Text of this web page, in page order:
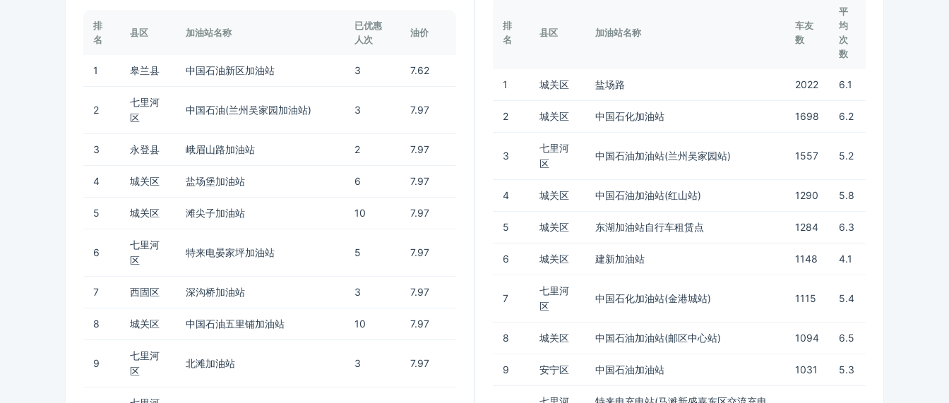
排
名
县区 加油站名称
已优惠
人次
油价
1 皋兰县 中国石油新区加油站 3 7.62
2
七里河
区
中国石油(兰州吴家园加油站) 3 7.97
3 永登县 峨眉山路加油站 2 7.97
4 城关区 盐场堡加油站 6 7.97
5 城关区 滩尖子加油站 10 7.97
6
七里河
区
特来电晏家坪加油站 5 7.97
7 西固区 深沟桥加油站 3 7.97
8 城关区 中国石油五里铺加油站 10 7.97
9
七里河
区
北滩加油站 3 7.97
排
名
县区 加油站名称
车友
数
平
均
次
数
1 城关区 盐场路 2022 6.1
2 城关区 中国石化加油站 1698 6.2
3
七里河
区
中国石油加油站(兰州吴家园站) 1557 5.2
4 城关区 中国石油加油站(红山站) 1290 5.8
5 城关区 东湖加油站自行车租赁点 1284 6.3
6 城关区 建新加油站 1148 4.1
7
七里河
区
中国石化加油站(金港城站) 1115 5.4
8 城关区 中国石油加油站(邮区中心站) 1094 6.5
9 安宁区 中国石油加油站 1031 5.3